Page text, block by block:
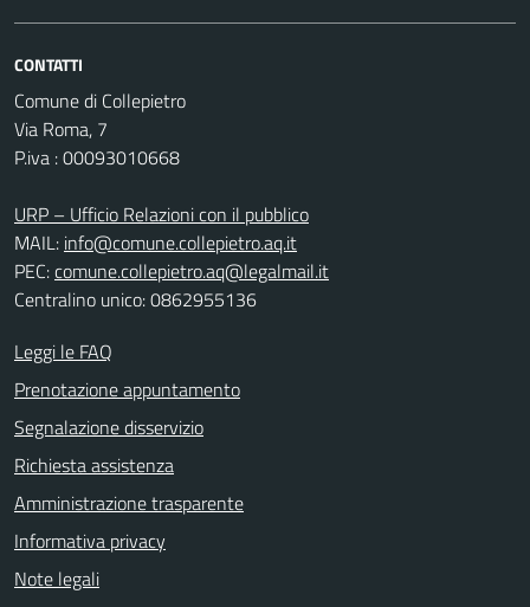
CONTATTI
Comune di Collepietro
Via Roma, 7
P.iva : 00093010668
URP – Ufficio Relazioni con il pubblico
MAIL: info@comune.collepietro.aq.it
PEC:comune.collepietro.aq@legalmail.it
Centralino unico: 0862955136
Leggi le FAQ
Prenotazione appuntamento
Segnalazione disservizio
Richiesta assistenza
Amministrazione trasparente
Informativa privacy
Note legali